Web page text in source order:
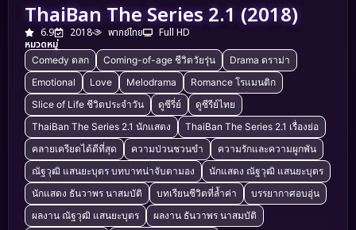
ThaiBan The Series 2.1 (2018)
6.9 2018 พากย์ไทย
Full HD
หมวดหมู่
Comedy ตลก Coming-of-age ชีวิตวัยรุ่น
Drama ดราม่า
Emotional
Love Melodrama
Romance โรแมนติก
Slice of Life ชีวิตประจำวัน
ดูซีรี่ย์
ดูซีรีย์ไทย
ThaiBan The Series 2.1 นักแสดง
ThaiBan The Series 2.1 เรื่องย่อ
คลายเครียดได้ดีที่สุด
ความป่วนชวนขำ
ความรักและความผูกพัน
ณัฐวุฒิ แสนยะบุตร บทบาทน่าจับตามอง
นักแสดง ณัฐวุฒิ แสนยะบุตร
นักแสดง ธันวาพร นาสมบัติ
บทเรียนชีวิตที่ล้ำค่า
บรรยากาศอบอุ่น
ผลงาน ณัฐวุฒิ แสนยะบุตร
ผลงาน ธันวาพร นาสมบัติ